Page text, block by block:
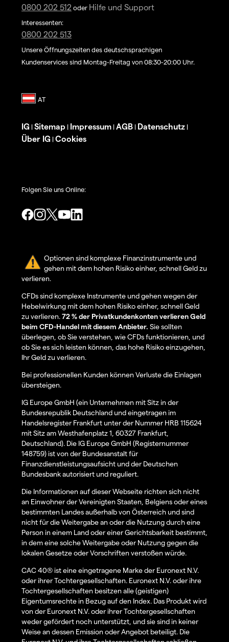
0800 202 512 oder Hilfe und Support
Interessenten:
0800 202 513
Unsere Öffnungszeiten des deutschsprachigen
Kundenservices sind Montag-Freitag von 08:30-20:00 Uhr.
IG | Sitemap | Impressum | AGB | Datenschutz |
Über IG | Cookies
Folgen Sie uns Online:
Optionen sind komplexe Finanzinstrumente und
gehen mit dem hohen Risiko einher, schnell Geld zu
verlieren.
CFDs sind komplexe Instrumente und gehen wegen der
Hebelwirkung mit dem hohen Risiko einher, schnell Geld
zu verlieren.72 % der Privatkundenkonten verlieren Geld
beim CFD-Handel mit diesem Anbieter. Sie sollten
überlegen, ob Sie verstehen, wie CFDs funktionieren, und
ob Sie es sich leisten können, das hohe Risiko einzugehen,
Ihr Geld zu verlieren.
Bei professionellen Kunden können Verluste die Einlagen
übersteigen.
IG Europe GmbH (ein Unternehmen mit Sitz in der
Bundesrepublik Deutschland und eingetragen im
Handelsregister Frankfurt unter der Nummer HRB 115624
mit Sitz am Westhafenplatz 1, 60327 Frankfurt,
Deutschland). Die IG Europe GmbH (Registernummer
148759) ist von der Bundesanstalt für
Finanzdienstleistungsaufsicht und der Deutschen
Bundesbank autorisiert und reguliert.
Die Informationen auf dieser Webseite richten sich nicht
an Einwohner der Vereinigten Staaten, Belgiens oder eines
bestimmten Landes außerhalb von Österreich und sind
nicht für die Weitergabe an oder die Nutzung durch eine
Person in einem Land oder einer Gerichtsbarkeit bestimmt,
in dem eine solche Weitergabe oder Nutzung gegen die
lokalen Gesetze oder Vorschriften verstoßen würde.
CAC 40® ist eine eingetragene Marke der Euronext N.V.
oder ihrer Tochtergesellschaften. Euronext N.V. oder ihre
Tochtergesellschaften besitzen alle (geistigen)
Eigentumsrechte in Bezug auf den Index. Das Produkt wird
von der Euronext N.V. oder ihrer Tochtergesellschaften
weder gefördert noch unterstützt, und sie sind in keiner
Weise an dessen Emission oder Angebot beteiligt. Die